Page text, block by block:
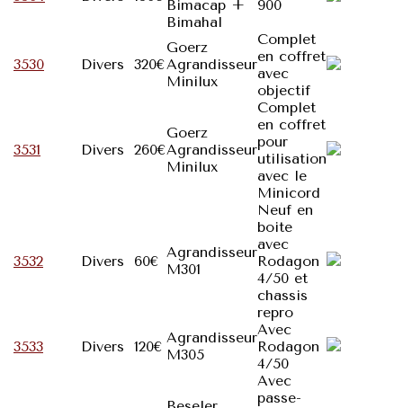
Bimacap +
Bimahal
900
3530 Divers 320€
Goerz
Agrandisseur
Minilux
Complet
en coffret
avec
objectif
3531 Divers 260€
Goerz
Agrandisseur
Minilux
Complet
en coffret
pour
utilisation
avec le
Minicord
3532 Divers 60€
Agrandisseur
M301
Neuf en
boite
avec
Rodagon
4/50 et
chassis
repro
3533
Divers 120€
Agrandisseur
M305
Avec
Rodagon
4/50
Avec
passe-